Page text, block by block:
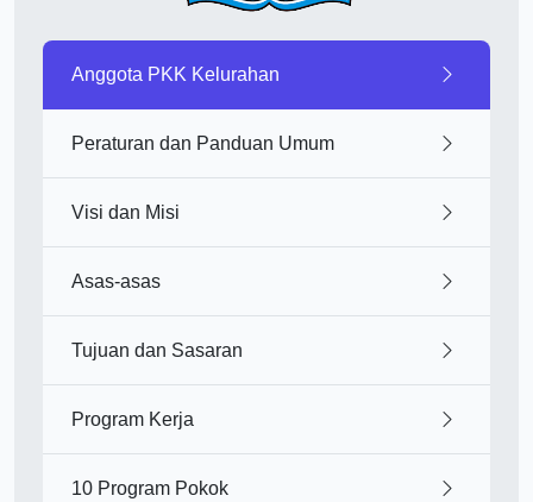
Anggota PKK Kelurahan
Peraturan dan Panduan Umum
Visi dan Misi
Asas-asas
Tujuan dan Sasaran
Program Kerja
10 Program Pokok